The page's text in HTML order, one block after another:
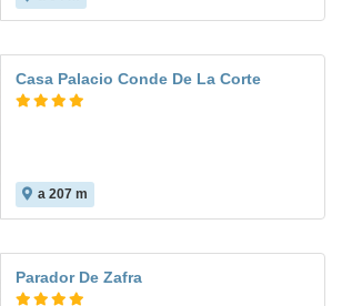
Casa Palacio Conde De La Corte
a 207 m
Parador De Zafra